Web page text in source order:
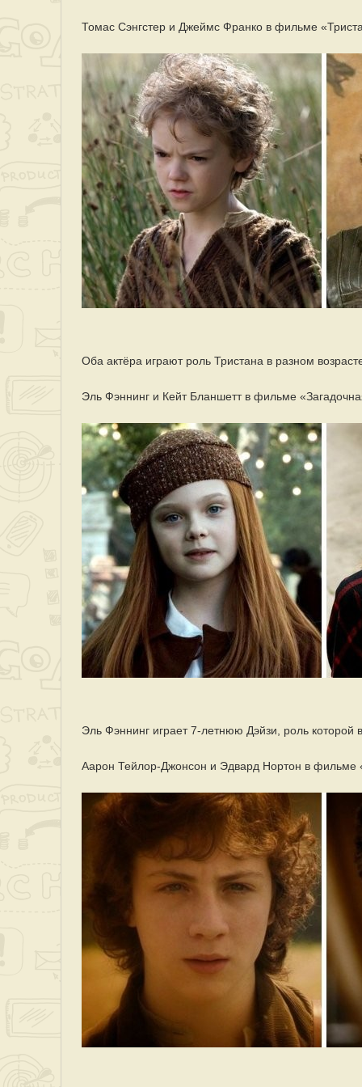
Томас Сэнгстер и Джеймс Франко в фильме
Оба актёра играют роль Тристана в разном
Эль Фэннинг и Кейт Бланшетт в фильме
Эль Фэннинг играет 7-летнюю Дэйзи, роль
Аарон Тейлор-Джонсон и Эдвард Нортон в фильме